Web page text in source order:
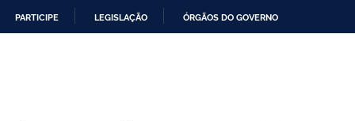
PARTICIPE LEGISLAÇÃO ÓRGÃOS DO GOVERNO